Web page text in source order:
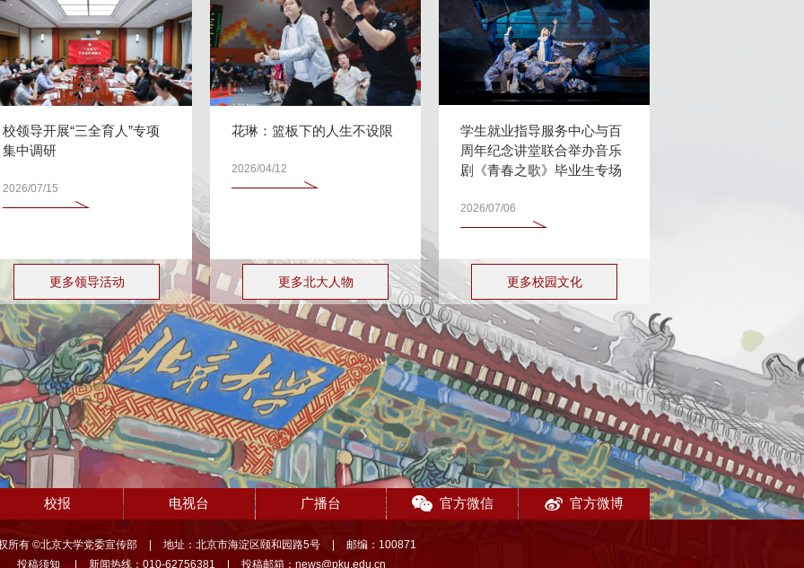
校领导开展“三全育人”专项
集中调研
2026/07/15
更多领导活动
花琳：篮板下的人生不设限
2026/04/12
更多北大人物
学生就业指导服务中心与百
周年纪念讲堂联合举办音乐
剧《青春之歌》毕业生专场
2026/07/06
更多校园文化
校报 电视台 广播台 官方微信 官方微博
所有 ©北京大学党委宣传部 | 地址：北京市海淀区颐和园路5号 |
邮编：100871
投稿须知
| 新闻热线：010-62756381 | 投稿邮箱：news@pku.edu.cn